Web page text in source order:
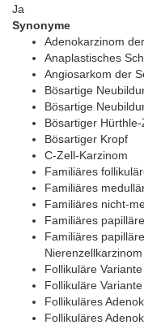
Ja
Synonyme
Adenokarzinom
Anaplastisches
Angiosarkom der
Bösartige
Bösartige
Bösartiger
Bösartiger Kropf
C-Zell-Karzinom
Familiäres
Familiäres
Familiäres nicht-
Familiäres
Familiäres
Nierenzellkarzinom
Follikuläre
Follikuläre
Follikuläres
Follikuläres